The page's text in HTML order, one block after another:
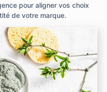
pour aligner vos choix
de votre marque.